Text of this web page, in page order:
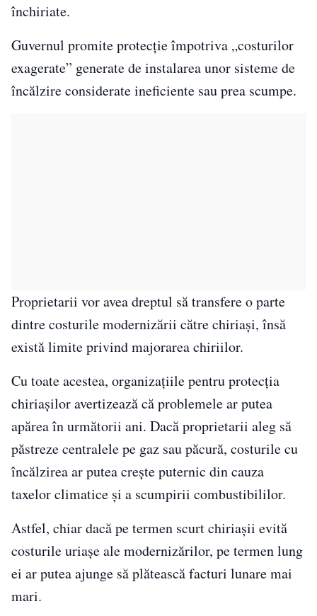
închiriate.
Guvernul promite protecție împotriva „costurilor
exagerate” generate de instalarea unor sisteme de
încălzire considerate ineficiente sau prea scumpe.
Proprietarii vor avea dreptul să transfere o parte
dintre costurile modernizării către chiriași, însă
există limite privind majorarea chiriilor.
Cu toate acestea, organizațiile pentru protecția
chiriașilor avertizează că problemele ar putea
apărea în următorii ani. Dacă proprietarii aleg să
păstreze centralele pe gaz sau păcură, costurile cu
încălzirea ar putea crește puternic din cauza
taxelor climatice și a scumpirii combustibililor.
Astfel, chiar dacă pe termen scurt chiriașii evită
costurile uriașe ale modernizărilor, pe termen lung
ei ar putea ajunge să plătească facturi lunare mai
mari.